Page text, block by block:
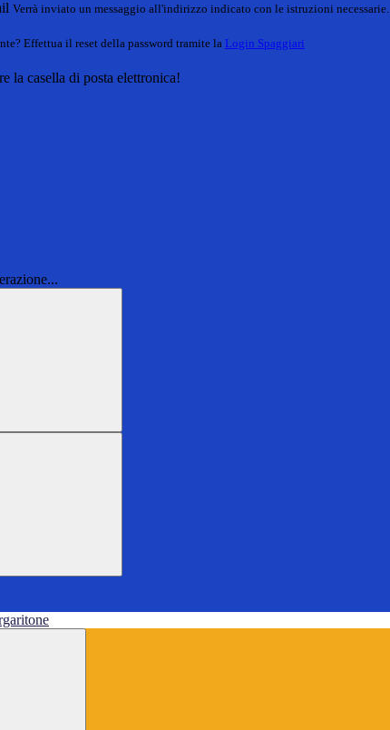
Verrà inviato un messaggio all'indirizzo indicato con le istruzioni necessarie.
Effettua il reset della password tramite la Login Spaggiari
la casella di posta elettronica!